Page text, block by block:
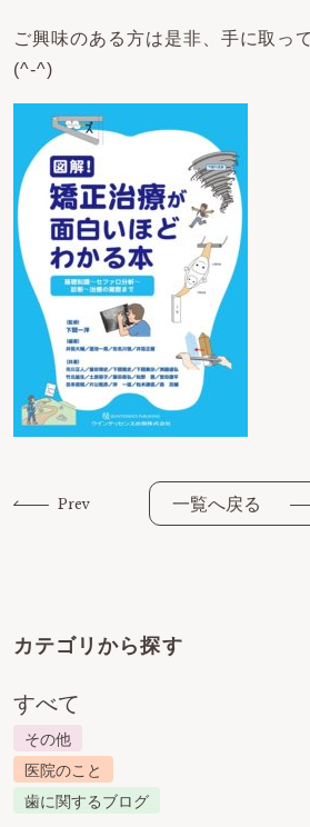
ご興味のある方は是非、手に取っ
(^-^)
Prev 一覧へ戻る
カテゴリから探す
すべて
その他
医院のこと
歯に関するブログ